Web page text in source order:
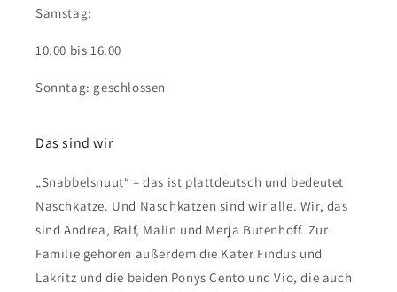
Samstag:
10.00 bis 16.00
Sonntag: geschlossen
Das sind wir
„Snabbelsnuut“ – das ist plattdeutsch und bedeutet
Naschkatze. Und Naschkatzen sind wir alle. Wir, das
sind Andrea, Ralf, Malin und Merja Butenhoff. Zur
Familie gehören außerdem die Kater Findus und
Lakritz und die beiden Ponys Cento und Vio, die auch